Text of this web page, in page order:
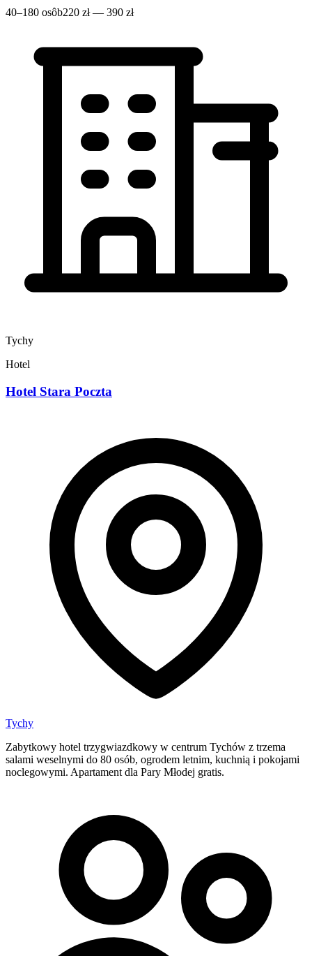
40–180 osôb220 zł — 390 zł
Tychy
Hotel
Hotel Stara Poczta
Tychy
Zabytkowy hotel trzygwiazdkowy w centrum Tychów z trzema
salami weselnymi do 80 osób, ogrodem letnim, kuchnią i pokojami
noclegowymi. Apartament dla Pary Młodej gratis.